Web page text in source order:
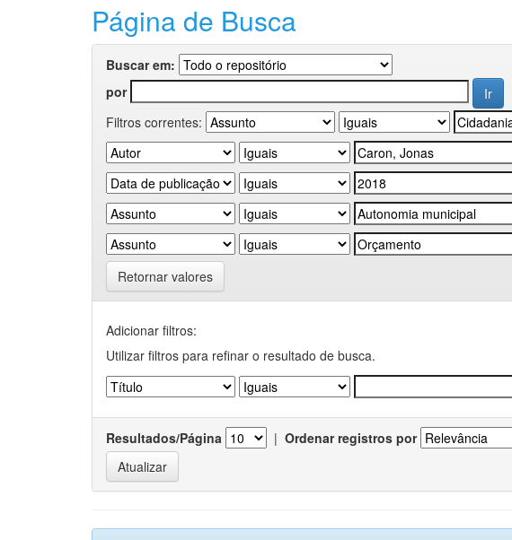
Página de Busca
Buscar em:
por
Filtros correntes:
Retornar valores
Adicionar filtros:
Utilizar filtros para refinar o resultado de busca.
Resultados/Página | Ordenar registros por